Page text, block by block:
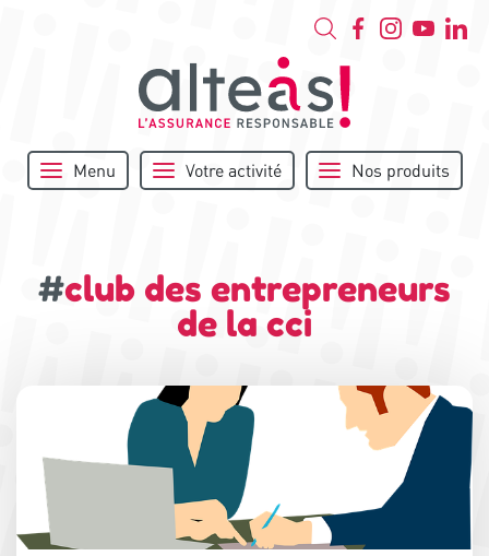
Menu Votre activité Nos produits
#club des entrepreneurs
de la cci